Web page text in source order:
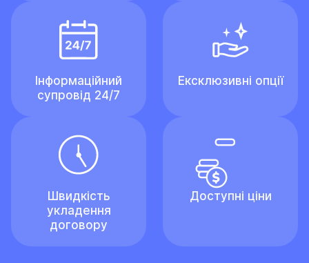
Інформаційний
супровід 24/7
Ексклюзивні опції
Швидкість
укладення
договору
Доступні ціни